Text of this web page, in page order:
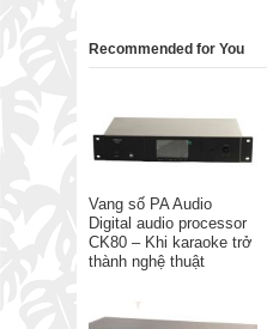
Recommended for You
Vang số PA Audio
Digital audio processor
CK80 – Khi karaoke trở
thành nghệ thuật